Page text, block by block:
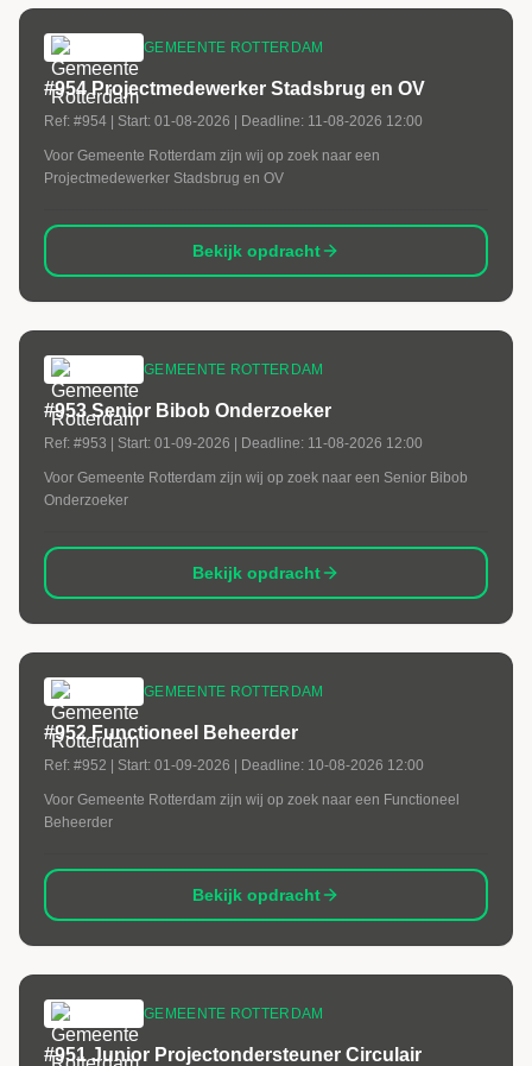
GEMEENTE ROTTERDAM
#954 Projectmedewerker Stadsbrug en OV
Ref: #954 | Start: 01-08-2026 | Deadline: 11-08-2026 12:00
Voor Gemeente Rotterdam zijn wij op zoek naar een
Projectmedewerker Stadsbrug en OV
Bekijk opdracht
GEMEENTE ROTTERDAM
#953 Senior Bibob Onderzoeker
Ref: #953 | Start: 01-09-2026 | Deadline: 11-08-2026 12:00
Voor Gemeente Rotterdam zijn wij op zoek naar een Senior Bibob
Onderzoeker
Bekijk opdracht
GEMEENTE ROTTERDAM
#952 Functioneel Beheerder
Ref: #952 | Start: 01-09-2026 | Deadline: 10-08-2026 12:00
Voor Gemeente Rotterdam zijn wij op zoek naar een Functioneel
Beheerder
Bekijk opdracht
GEMEENTE ROTTERDAM
#951 Junior Projectondersteuner Circulair